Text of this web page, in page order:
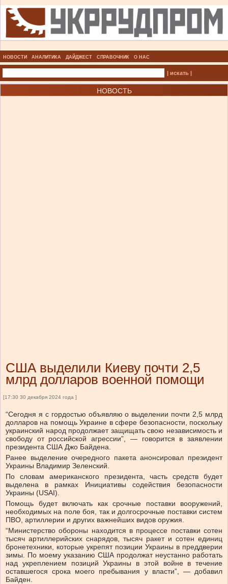
НОВОСТИ АНАЛИТИКА ДАЙДЖЕСТ СПРАВОЧНИК О НАС
| искать |
НОВОСТЬ
США выделили Киеву почти 2,5
млрд долларов военной помощи
[17:30 30 декабря 2024 года ]
“Сегодня я с гордостью объявляю о выделении почти 2,5 млрд
долларов на помощь Украине в сфере безопасности, поскольку
украинский народ продолжает защищать свою независимость и
свободу от российской агрессии”, — говорится в заявлении
президента США Джо Байдена.
Ранее выделение очередного пакета анонсировал президент
Украины Владимир Зеленский.
По словам американского президента, часть средств будет
выделена в рамках Инициативы содействия безопасности
Украины (USAI).
Помощь будет включать как срочные поставки вооружений,
необходимых на поле боя, так и долгосрочные поставки систем
ПВО, артиллерии и других важнейших видов оружия.
“Министерство обороны находится в процессе поставки сотен
тысяч артиллерийских снарядов, тысяч ракет и сотен единиц
бронетехники, которые укрепят позиции Украины в преддверии
зимы. По моему указанию США продолжат неустанно работать
над укреплением позиций Украины в этой войне в течение
оставшегося срока моего пребывания у власти”, — добавил
Байден.